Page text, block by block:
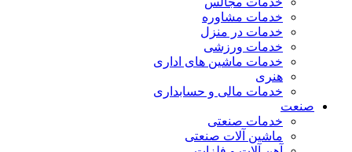
خدمات مشاوره
خدمات در منزل
خدمات ورزشی
خدمات ماشین های اداری
هنری
خدمات مالی و حسابداری
صنعت
خدمات صنعتی
ماشین آلات صنعتی